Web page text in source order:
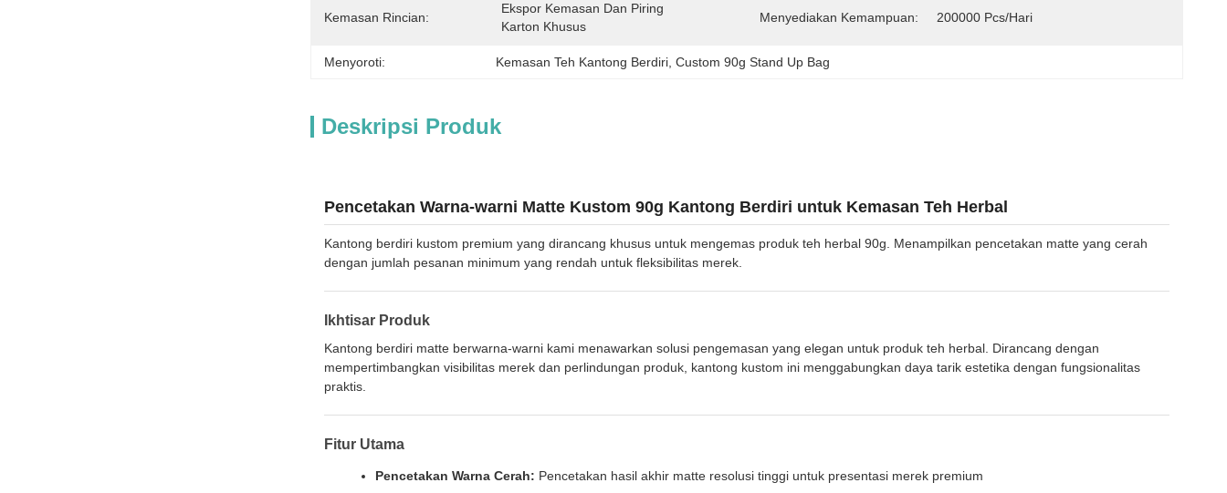
Kemasan Rincian:
Ekspor Kemasan Dan Piring
Karton Khusus
Menyediakan Kemampuan: 200000 Pcs/hari
Menyoroti: Kemasan Teh Kantong Berdiri , Custom 90g Stand Up Bag
Deskripsi Produk
Pencetakan Warna-warni Matte Kustom 90g Kantong Berdiri untuk Kemasan Teh Herbal
Kantong berdiri kustom premium yang dirancang khusus untuk mengemas produk teh herbal 90g. Menampilkan pencetakan matte yang cerah
dengan jumlah pesanan minimum yang rendah untuk fleksibilitas merek.
Ikhtisar Produk
Kantong berdiri matte berwarna-warni kami menawarkan solusi pengemasan yang elegan untuk produk teh herbal. Dirancang dengan
mempertimbangkan visibilitas merek dan perlindungan produk, kantong kustom ini menggabungkan daya tarik estetika dengan fungsionalitas
praktis.
Fitur Utama
Pencetakan Warna Cerah: Pencetakan hasil akhir matte resolusi tinggi untuk presentasi merek premium